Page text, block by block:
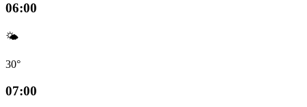
06:00
🌤️
30°
07:00